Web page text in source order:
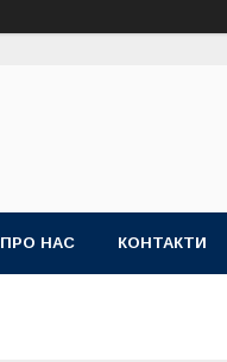
ПРО НАС КОНТАКТИ